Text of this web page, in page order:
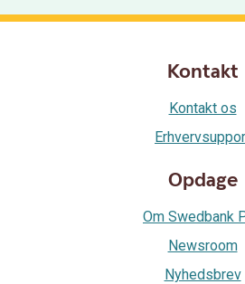
Kontakt
Kontakt os
Opdage
Om Swedbank
Newsroom
Nyhedsbrev